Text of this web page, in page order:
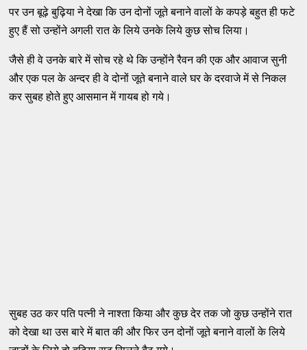
पर उन बूढ़े बुढ़िया ने देखा कि उन दोनों जूते बनाने वालों के कपड़े बहुत ही फटे
हुए हैं सो उन्होंने अगली रात के लिये उनके लिये कुछ सोच लिया।
जैसे ही वे उनके बारे में सोच रहे थे कि उन्होंने रैवन की एक और आवाज सुनी
और एक पल के अन्दर ही वे दोनों जूते बनाने वाले घर के दरवाजे में से निकल
कर सुबह होते हुए आसमान में गायब हो गये।
सुबह उठ कर पति पत्नी ने नाश्ता किया और कुछ देर तक जो कुछ उन्होंने रात
को देखा था उस बारे में बात की और फिर उन दोनों जूते बनाने वालों के लिये